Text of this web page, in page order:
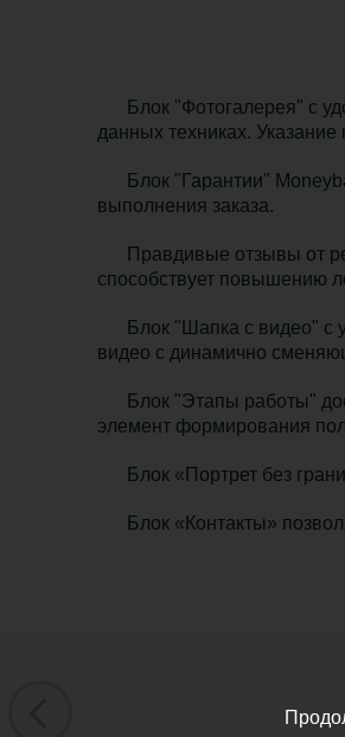
Блок "Фотогалерея" с
данных техниках.
Блок "Гарантии"
выполнения заказа.
Правдивые отзывы от
способствует повышению
Блок "Шапка с видео" с
видео с динамично
Блок "Этапы работы"
элемент формирования
Блок «Портрет без
Блок «Контакты»